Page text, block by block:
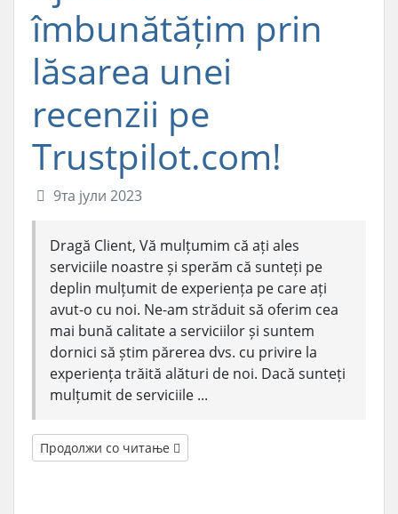
îmbunătățim prin
lăsarea unei
recenzii pe
Trustpilot.com!
9та јули 2023
Dragă Client, Vă mulțumim că ați ales
serviciile noastre și sperăm că sunteți pe
deplin mulțumit de experiența pe care ați
avut-o cu noi. Ne-am străduit să oferim cea
mai bună calitate a serviciilor și suntem
dornici să știm părerea dvs. cu privire la
experiența trăită alături de noi. Dacă sunteți
mulțumit de serviciile ...
Продолжи со читање